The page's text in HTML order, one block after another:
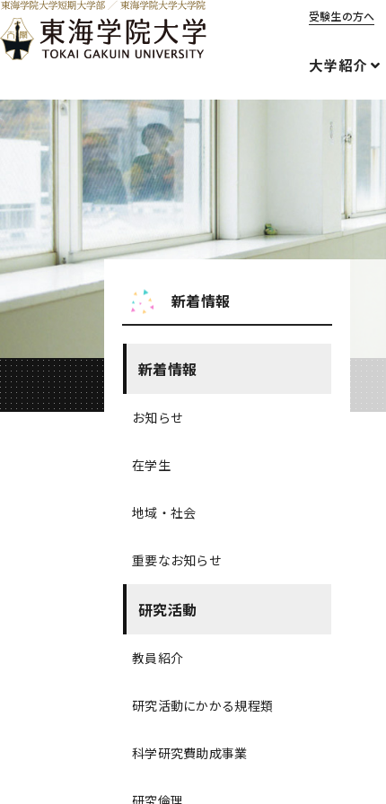
受験生の方へ
大学紹介
新着情報
新着情報
お知らせ
在学生
地域・社会
重要なお知らせ
研究活動
教員紹介
研究活動にかかる規程類
科学研究費助成事業
研究倫理